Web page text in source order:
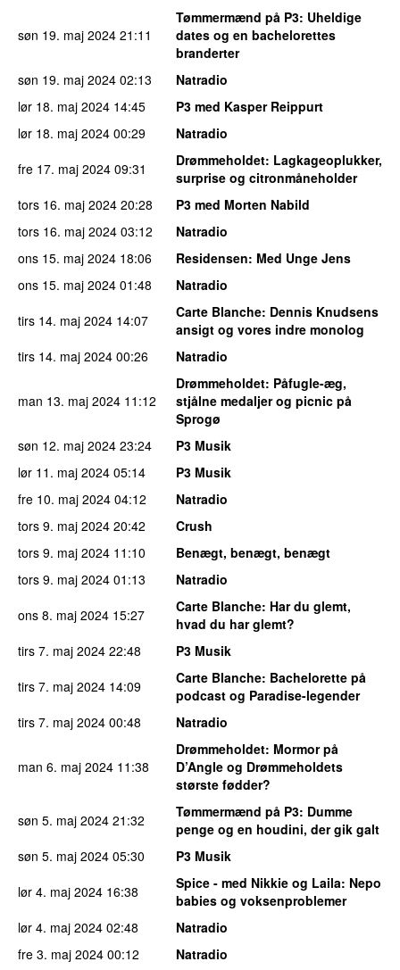
søn 19. maj 2024 21:11
Tømmermænd på P3: Uheldige
dates og en bachelorettes
branderter
søn 19. maj 2024 02:13
Natradio
lør 18. maj 2024 14:45
P3 med Kasper Reippurt
lør 18. maj 2024 00:29
Natradio
fre 17. maj 2024 09:31 Drømmeholdet: Lagkageoplukker,
surprise og citronmåneholder
tors 16. maj 2024 20:28
P3 med Morten Nabild
tors 16. maj 2024 03:12
Natradio
ons 15. maj 2024 18:06 Residensen: Med Unge Jens
ons 15. maj 2024 01:48
Natradio
tirs 14. maj 2024 14:07 Carte Blanche: Dennis Knudsens
ansigt og vores indre monolog
tirs 14. maj 2024 00:26 Natradio
man 13. maj 2024 11:12
Drømmeholdet: Påfugle-æg,
stjålne medaljer og picnic på
Sprogø
søn 12. maj 2024 23:24
P3 Musik
lør 11. maj 2024 05:14
P3 Musik
fre 10. maj 2024 04:12
Natradio
tors 9. maj 2024 20:42
Crush
tors 9. maj 2024 11:10
Benægt, benægt, benægt
tors 9. maj 2024 01:13
Natradio
ons 8. maj 2024 15:27 Carte Blanche: Har du glemt,
hvad du har glemt?
tirs 7. maj 2024 22:48
P3 Musik
tirs 7. maj 2024 14:09 Carte Blanche: Bachelorette på
podcast og Paradise-legender
tirs 7. maj 2024 00:48 Natradio
man 6. maj 2024 11:38
Drømmeholdet: Mormor på
D’Angle og Drømmeholdets
største fødder?
søn 5. maj 2024 21:32 Tømmermænd på P3: Dumme
penge og en houdini, der gik galt
søn 5. maj 2024 05:30
P3 Musik
lør 4. maj 2024 16:38 Spice - med Nikkie og Laila: Nepo
babies og voksenproblemer
lør 4. maj 2024 02:48
Natradio
fre 3. maj 2024 00:12
Natradio